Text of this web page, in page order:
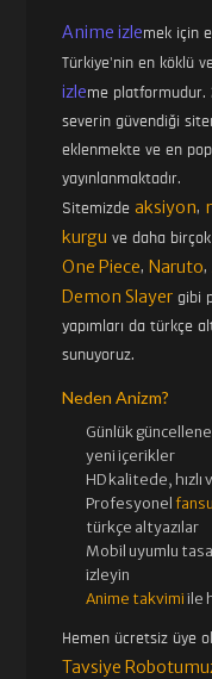
Anime izlemek için
Türkiye'nin en köklü
izleme platformudur.
severin güvendiği
eklenmekte ve en
yayınlanmaktadır.
Sitemizdeaksiyon,
kurgu ve daha
One Piece, Naruto,
Demon Slayer gibi
yapımları da türkçe
sunuyoruz.
Neden Anizm?
Günlük
yeni içerikler
HD kalitede,
Profesyonel
türkçe altyazılar
Mobil uyumlu
izleyin
Anime takvimi ile
Hemen ücretsiz üye
Tavsiye